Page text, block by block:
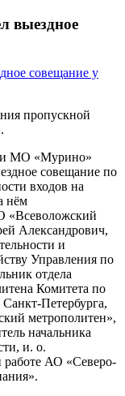
выездное
пропускной
и МО «Мурино»
совещание по
входов на
нём
«Всеволожский
Александрович,
и
Управления по
отдела
Комитета по
Петербурга,
метрополитен»,
начальника
и. о.
работе АО «Северо-